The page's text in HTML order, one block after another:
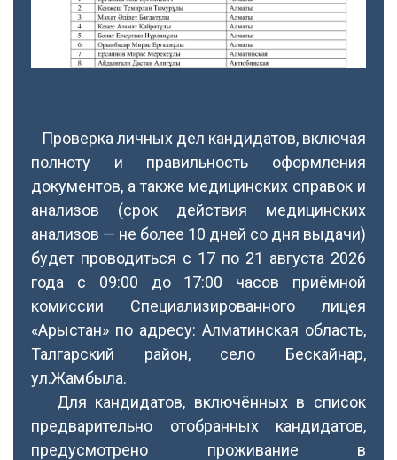
Проверка личных дел кандидатов, включая
полноту и правильность оформления
документов, а также медицинских справок и
анализов (срок действия медицинских
анализов — не более 10 дней со дня выдачи)
будет проводиться с 17 по 21 августа 2026
года с 09:00 до 17:00 часов приёмной
комиссии Специализированного лицея
«Арыстан» по адресу: Алматинская область,
Талгарский район, село Бескайнар,
ул.Жамбыла.
Для кандидатов, включённых в список
предварительно отобранных кандидатов,
предусмотрено проживание в